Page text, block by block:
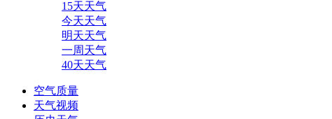
15天天气
今天天气
明天天气
一周天气
40天天气
空气质量
天气视频